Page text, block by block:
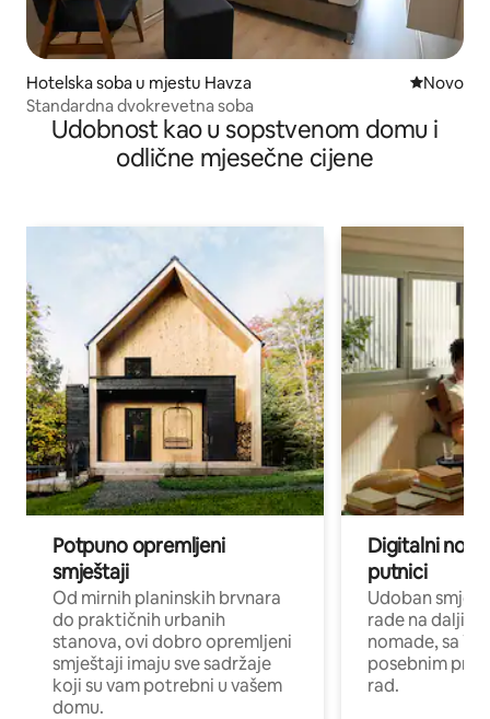
Hotelska soba u mjestu Havza Novi
Novo
Standardna dvokrevetna soba
Udobnost kao u sopstvenom domu i
odlične mjesečne cijene
Potpuno opremljeni
smještaji
Od mirnih planinskih brvnara
do praktičnih urbanih
stanova, ovi dobro opremljeni
smještaji imaju sve sadržaje
koji su vam potrebni u vašem
domu.
Digitalni
putnici
Udoban
rade na
nomade, sa
posebnim
rad.